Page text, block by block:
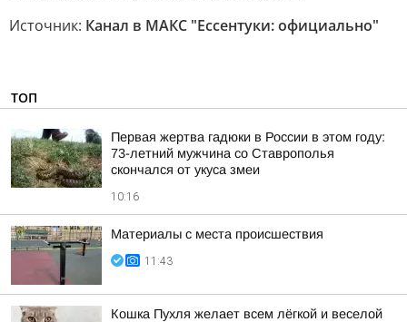
Источник: Канал в МАКС "Ессентуки: официально"
ТОП
Первая жертва гадюки в России в этом году:
73-летний мужчина со Ставрополья
скончался от укуса змеи
10:16
Материалы с места происшествия
11:43
Кошка Пухля желает всем лёгкой и веселой